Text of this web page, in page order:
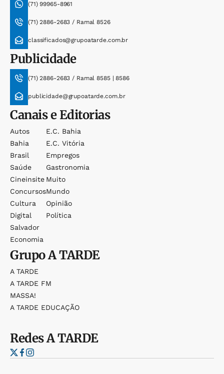
(71) 99965-8961
(71) 2886-2683 / Ramal 8526
classificados@grupoatarde.com.br
Publicidade
(71) 2886-2683 / Ramal 8585 | 8586
publicidade@grupoatarde.com.br
Canais e Editorias
Autos
Bahia
Brasil
Saúde
Cineinsite
Concursos
Cultura
Digital
Salvador
Economia
E.c. Bahia
E.c. Vitória
Empregos
Gastronomia
Muito
Mundo
Opinião
Política
GrupoA TARDE
A TARDE
A TARDE FM
MASSA!
A TARDE EDUCAÇÃO
RedesA TARDE